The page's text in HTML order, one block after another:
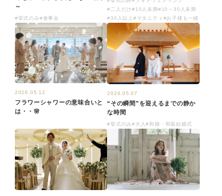
～
#挙式のみ#食事会
#二人だけ#10人未満#10～30人未満
#30人以上#マタニティ #お子様も一緒
2026.05.12
フラワーシャワーの意味合いと
は・・🌸
2026.05.07
“その瞬間”を迎えるまでの静か
な時間
#挙式のみ#大人#和婚・和装結婚式